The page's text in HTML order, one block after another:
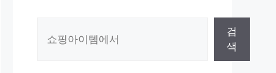
검
색